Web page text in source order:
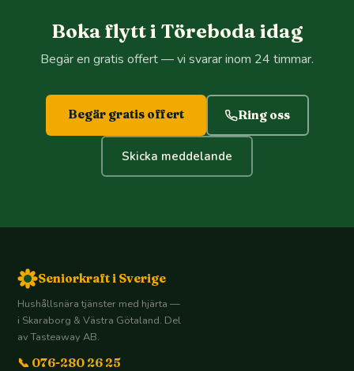
Boka flytt i Töreboda idag
Begär en gratis offert — vi svarar inom 24 timmar.
Begär gratis offert Ring oss
Skicka meddelande
Seniorkraft i Sverige
Hushållsnära tjänster med hjärta —
i Skaraborg & Västra Götaland. Del
av Tasteaway AB.
📞 076-280 26 25